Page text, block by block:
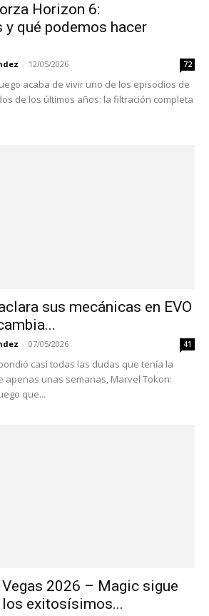
Horizon 6:
y qué podemos hacer
- 12/05/2026 72
acaba de vivir uno de los episodios de
de los últimos años: la filtración completa
sus mecánicas en EVO
- 07/05/2026 41
casi todas las dudas que tenía la
apenas unas semanas, Marvel Tokon:
que...
2026 – Magic sigue
exitosísimos...